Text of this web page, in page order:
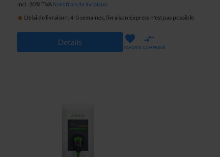
incl. 20% TVA hors frais de livraison
Délai de livraison: 4-5 semaines, livraison Express n'est pas possible
Details
FAVORIS COMPARER